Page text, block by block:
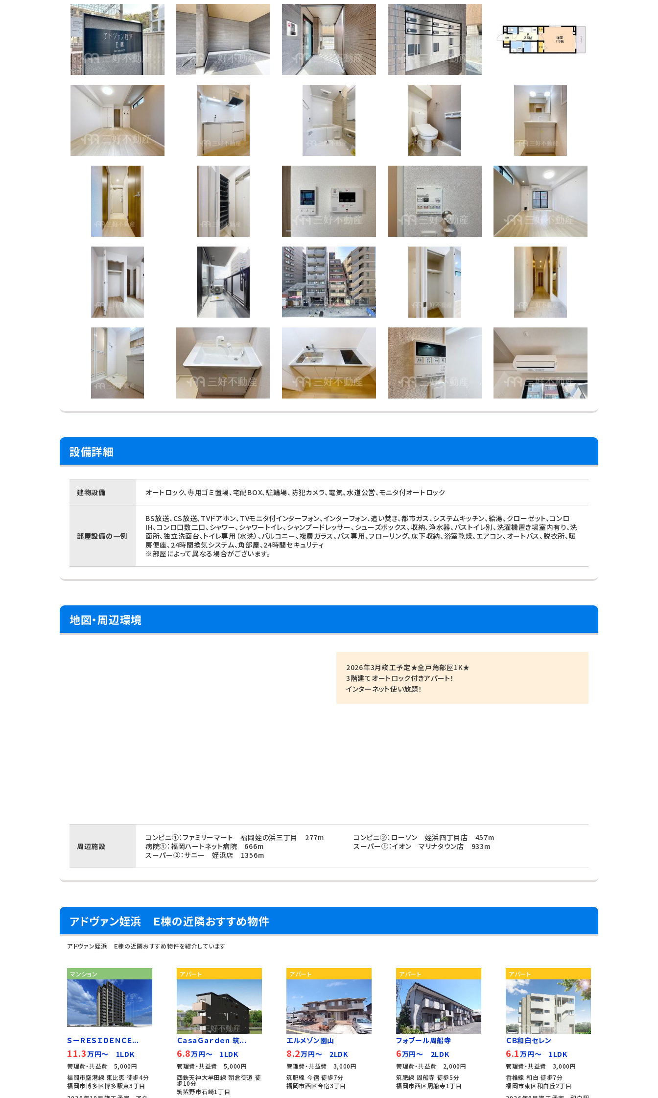
設備詳細
建物設備 オートロック、専用ゴミ置場、宅配BOX、駐輪場、防犯カメラ、電気、水道公営、モニタ付オートロック
部屋設備の一例
BS放送、CS放送、TVドアホン、TVモニタ付インターフォン、インターフォン、追い焚き、都市ガス、システムキッチン、給湯、クローゼット、コンロ
IH、コンロ口数二口、シャワー、シャワートイレ、シャンプードレッサー、シューズボックス、収納、浄水器、バストイレ別、洗濯機置き場室内有り、洗
面所、独立洗面台、トイレ専用（水洗）、バルコニー、複層ガラス、バス専用、フローリング、床下収納、浴室乾燥、エアコン、オートバス、脱衣所、暖
房便座、24時間換気システム、角部屋、24時間セキュリティ
※部屋によって異なる場合がございます。
地図・周辺環境
2026年3月竣工予定★全戸角部屋1K★
3階建てオートロック付きアパート！
インターネット使い放題！
周辺施設
コンビニ①：ファミリーマート 福岡姪の浜三丁目 277m
コンビニ②：ローソン 姪浜四丁目店 457m
病院①：福岡ハートネット病院 666m
スーパー①：イオン マリナタウン店 933m
スーパー②：サニー 姪浜店 1356m
アドヴァン姪浜 Ｅ棟の近隣おすすめ物件
アドヴァン姪浜 Ｅ棟の近隣おすすめ物件を紹介しています
マンション
ＳーＲＥＳＩＤＥＮＣＥ...
11.3万円～ 1LDK
管理費・共益費 5,000円
福岡市空港線 東比恵 徒歩4分
福岡市博多区博多駅東3丁目
アパート
ＣａｓａＧａｒｄｅｎ 筑...
6.8万円～ 1LDK
管理費・共益費 5,000円
西鉄天神大牟田線 朝倉街道 徒
歩10分
筑紫野市石崎1丁目
アパート
エルメゾン園山
8.2万円～ 2LDK
管理費・共益費 3,000円
筑肥線 今宿 徒歩7分
福岡市西区今宿3丁目
アパート
フォブール周船寺
6万円～ 2LDK
管理費・共益費 2,000円
筑肥線 周船寺 徒歩5分
福岡市西区周船寺1丁目
アパート
ＣＢ和白セレン
6.1万円～ 1LDK
管理費・共益費 3,000円
香椎線 和白 徒歩7分
福岡市東区和白丘2丁目